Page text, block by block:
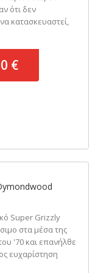
ότι δεν
κατασκευαστεί,
€
Super Grizzly
στα μέσα της
'70 και επανήλθε
ευχαρίστηση